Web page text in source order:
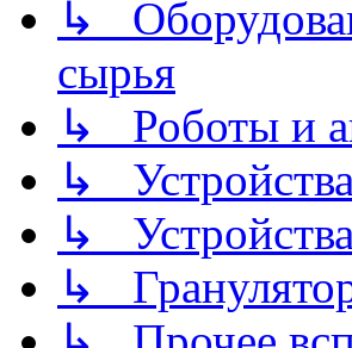
↳
сырья
↳ Роботы и
↳
↳
↳